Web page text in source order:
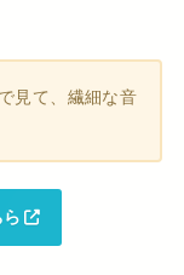
見て、繊細な音